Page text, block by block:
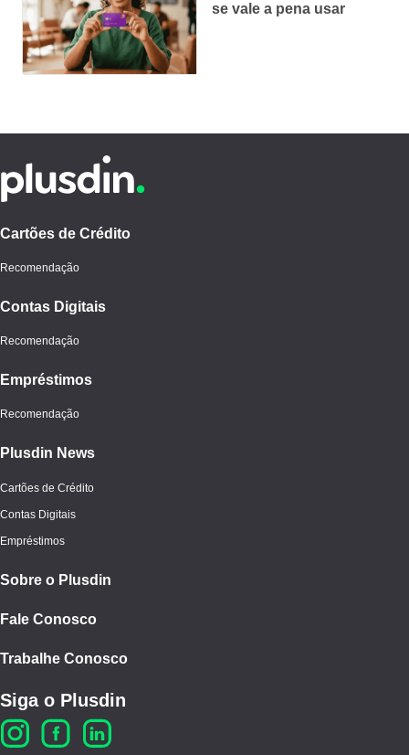
se vale a pena usar
Cartões de Crédito
Recomendação
Contas Digitais
Recomendação
Empréstimos
Recomendação
Plusdin News
Cartões de Crédito
Contas Digitais
Empréstimos
Sobre o Plusdin
Fale Conosco
Trabalhe Conosco
Siga o Plusdin